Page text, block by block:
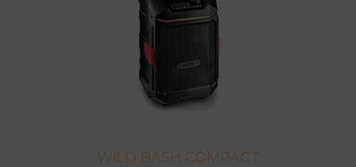
WILD BASH COMPACT